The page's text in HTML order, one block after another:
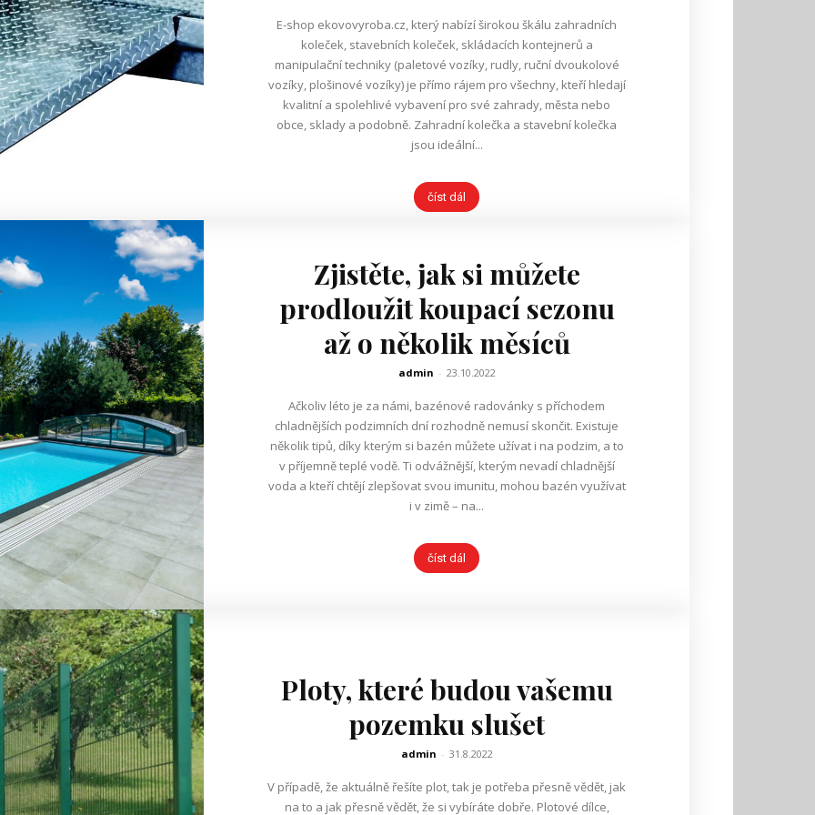
E-shop ekovovyroba.cz, který nabízí širokou škálu zahradních
koleček, stavebních koleček, skládacích kontejnerů a
manipulační techniky (paletové vozíky, rudly, ruční dvoukolové
vozíky, plošinové vozíky) je přímo rájem pro všechny, kteří hledají
kvalitní a spolehlivé vybavení pro své zahrady, města nebo
obce, sklady a podobně. Zahradní kolečka a stavební kolečka
jsou ideální...
číst dál
Zjistěte, jak si můžete
prodloužit koupací sezonu
až o několik měsíců
admin - 23.10.2022
Ačkoliv léto je za námi, bazénové radovánky s příchodem
chladnějších podzimních dní rozhodně nemusí skončit. Existuje
několik tipů, díky kterým si bazén můžete užívat i na podzim, a to
v příjemně teplé vodě. Ti odvážnější, kterým nevadí chladnější
voda a kteří chtějí zlepšovat svou imunitu, mohou bazén využívat
i v zimě – na...
číst dál
Ploty, které budou vašemu
pozemku slušet
admin - 31.8.2022
V případě, že aktuálně řešíte plot, tak je potřeba přesně vědět, jak
na to a jak přesně vědět, že si vybíráte dobře. Plotové dílce,